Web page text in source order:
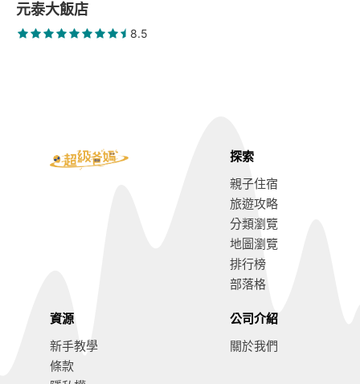
元泰大飯店
8.5
探索
親子住宿
旅遊攻略
分類瀏覽
地圖瀏覽
排行榜
部落格
資源
新手教學
條款
公司介紹
關於我們